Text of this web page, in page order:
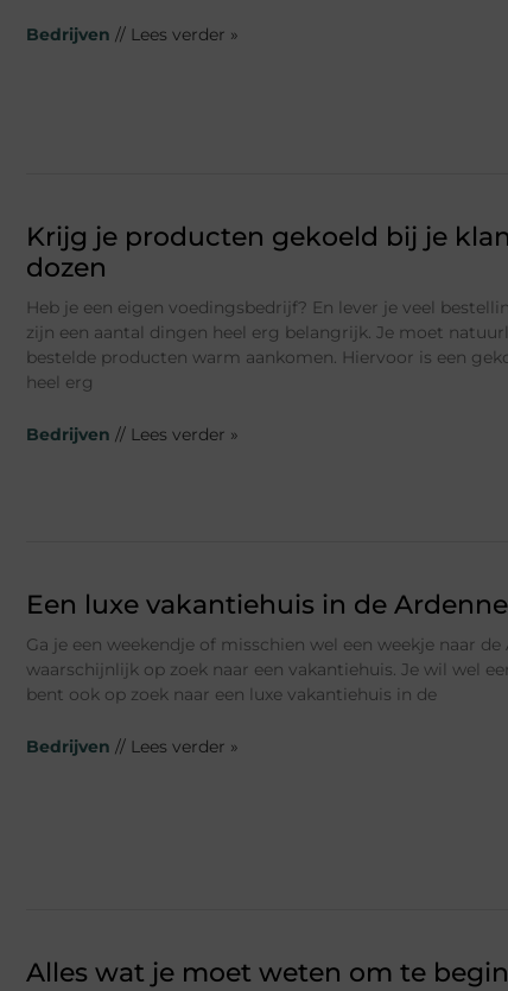
Bedrijven // Lees verder »
Krijg je producten gekoeld bij je
dozen
Heb je een eigen voedingsbedrijf? En lever je veel
zijn een aantal dingen heel erg belangrijk. Je moet
bestelde producten warm aankomen. Hiervoor is een
heel erg
Bedrijven // Lees verder »
Een luxe vakantiehuis in de
Ga je een weekendje of misschien wel een weekje naar
waarschijnlijk op zoek naar een vakantiehuis. Je wil wel
bent ook op zoek naar een luxe vakantiehuis in de
Bedrijven // Lees verder »
Alles wat je moet weten om te